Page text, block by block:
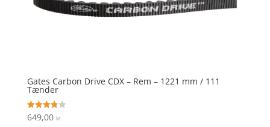
Gates Carbon Drive CDX – Rem – 1221 mm / 111
Tænder
Vurderet
3.8
649,00 kr.